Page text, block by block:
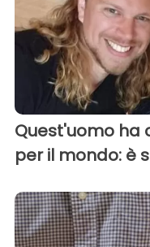
Quest'uomo ha
per il mondo: è